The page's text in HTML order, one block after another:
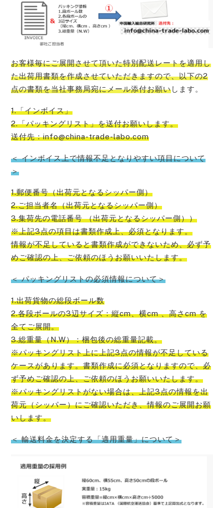
お客様毎にご展開させて頂いた特別配送レートを適用し
た出荷用書類を作成させていただきますので、以下の2
点の書類を当社事務局宛にメール添付お願いします。
1.「インボイス」
2.「パッキングリスト」を送付お願いします。
送付先：info@china-trade-labo.com
＜ インボイス上で情報不足となりやすい項目について
＞
1.郵便番号（出荷元となるシッパー側）
2.ご担当者名（出荷元となるシッパー側）
3.集荷先の電話番号 （出荷元となるシッパー側））
※上記3点の項目は書類作成上、必須となります。
情報が不足していると書類作成ができないため、必ず予
めご確認の上、ご依頼のほうお願いいたします。
＜ パッキングリストの必須情報について＞
1.出荷貨物の総段ボール数
2.各段ボールの3辺サイズ：縦cm、横cm 、高さcm を
全てご展開。
3.総重量（N.W）：梱包後の総重量記載。
※パッキングリスト上に上記3点の情報が不足している
ケースがあります。書類作成に必須となりますので、必
ず予めご確認の上、ご依頼のほうお願いいたします。
※パッキングリストがない場合は、上記3点の情報を出
荷元（シッパー）にご確認いただき、情報のご展開お願
いします。
＜ 輸送料金を決定する「適用重量」について＞